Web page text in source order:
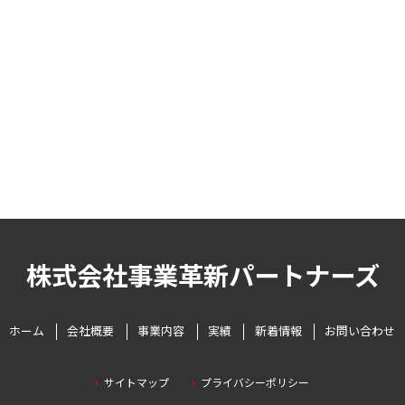
株式会社事業革新パートナーズ
ホーム 会社概要 事業内容 実績 新着情報 お問い合わせ
サイトマップ プライバシーポリシー